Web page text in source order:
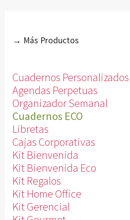
→ Más Productos
Cuadernos Personalizados
Agendas Perpetuas
Organizador Semanal
Cuadernos ECO
Libretas
Cajas Corporativas
Kit Bienvenida
Kit Bienvenida Eco
Kit Regalos
Kit Home Office
Kit Gerencial